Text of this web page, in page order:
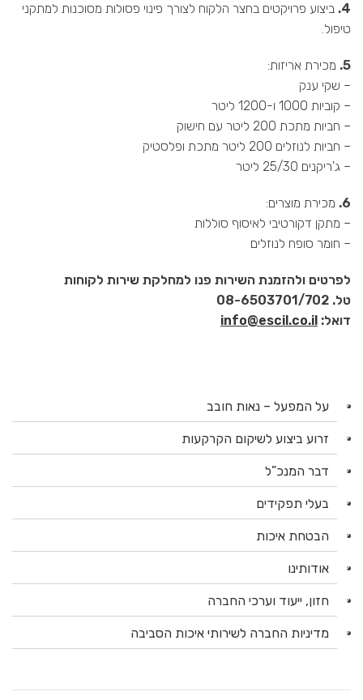
4. ביצוע פרויקטים בחצר הלקוח לצורך פינוי פסולות מסוכנות למתקני
טיפול.
5. מכירת אריזות:
– שקי ענק
– קוביות 1000 ו-1200 ליטר
– חביות מתכת 200 ליטר עם חישוק
– חביות לנוזלים 200 ליטר מתכת ופלסטיק
– ג'ריקנים 25/30 ליטר
6. מכירת מוצרים:
– מתקן דקורטיבי לאיסוף סוללות
– חומר סופח לנוזלים
לפרטים ולהזמנת השירות פנו למחלקת שירות לקוחות
טל. 08-6503701/702
דואל: info@escil.co.il
על המפעל – נאות חובב
זרוע ביצוע לשיקום הקרקעות
דבר המנכ”ל
בעלי תפקידים
הבטחת איכות
אודותינו
חזון, ייעוד וערכי החברה
מדיניות החברה לשירותי איכות הסביבה